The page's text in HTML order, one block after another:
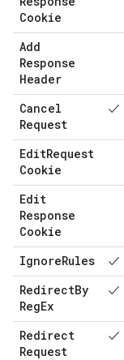
Cookie
Add
Response
Header
Cancel
Request
✓
EditRequest
Cookie
Edit
Response
Cookie
IgnoreRules ✓
RedirectBy
RegEx
✓
Redirect
Request
✓